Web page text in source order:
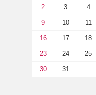
2 3 4
9 10 11
16 17 18
23 24 25
30 31